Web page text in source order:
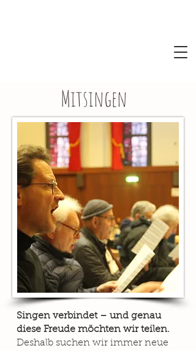
Mitsingen
Singen verbindet – und genau
diese Freude möchten wir teilen.
Deshalb suchen wir immer neue